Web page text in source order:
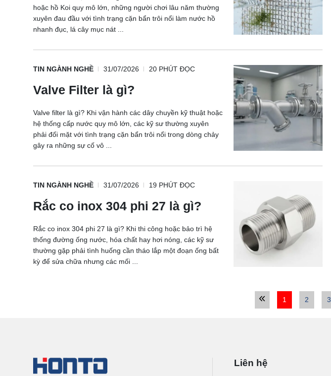
hoặc hồ Koi quy mô lớn, những người chơi lâu năm thường
xuyên đau đầu với tình trạng cặn bẩn trôi nổi làm nước hồ
nhanh đục, lá cây mục nát ...
TIN NGÀNH NGHỀ 31/07/2026 20 PHÚT ĐỌC
Valve Filter là gì?
Valve filter là gì? Khi vận hành các dây chuyền kỹ thuật hoặc
hệ thống cấp nước quy mô lớn, các kỹ sư thường xuyên
phải đối mặt với tình trạng cặn bẩn trôi nổi trong dòng chảy
gây ra những sự cố vô ...
TIN NGÀNH NGHỀ 31/07/2026 19 PHÚT ĐỌC
Rắc co inox 304 phi 27 là gì?
Rắc co inox 304 phi 27 là gì? Khi thi công hoặc bảo trì hệ
thống đường ống nước, hóa chất hay hơi nóng, các kỹ sư
thường gặp phải tình huống cần tháo lắp một đoạn ống bất
kỳ để sửa chữa nhưng các mối ...
1 2 3
Liên hệ